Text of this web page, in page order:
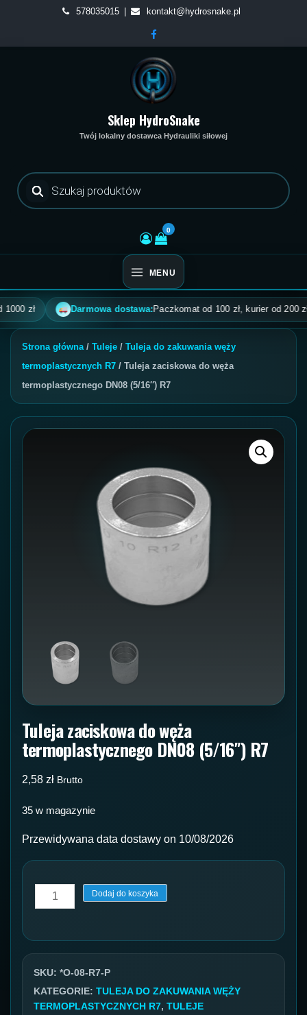
content
578035015 kontakt@hydrosnake.pl
Sklep HydroSnake
Twój lokalny dostawca Hydrauliki siłowej
Wyszukiwarka
produktów
0
MENU
zł Darmowa dostawa:Paczkomat od 100 zł, kurier od 200 zł,
Strona główna/ Tuleje / Tuleja do zakuwania węży
termoplastycznych R7 / Tuleja zaciskowa do węża
termoplastycznego DN08 (5/16″) R7
Tuleja zaciskowa do węża
termoplastycznego DN08 (5/16″) R7
2,58 zł Brutto
35 w magazynie
Przewidywana data dostawy on 10/08/2026
ilość
Tuleja
węża
termoplastycznego
DN08
Dodaj do koszyka
SKU: *O-08-R7-P
KATEGORIE: TULEJA DO ZAKUWANIA WĘŻY
TERMOPLASTYCZNYCH R7, TULEJE